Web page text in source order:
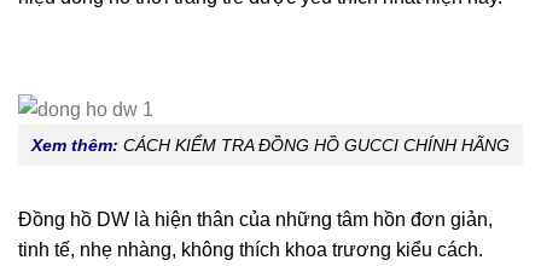
Xem thêm: CÁCH KIỂM TRA ĐỒNG HỒ GUCCI CHÍNH HÃNG
Đồng hồ DW là hiện thân của những tâm hồn đơn giản,
tinh tế, nhẹ nhàng, không thích khoa trương kiểu cách.